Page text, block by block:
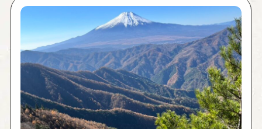
（池ノ山コース上に2か所）
※札金沢コースの山頂手前はガレ場が多く難所とな
っていますのでご注意ください。
◆九鬼山の桃太郎伝説
九鬼山は、「桃太郎」の伝説が語り継がれていま
す。大月市百蔵山（モモクラヤマ）で生まれた桃太
郎は、上野原市の「犬目」で犬を、大月市の「猿
橋」「鳥沢」で猿とキジを引き連れ、九鬼山に棲む
鬼を退治にやってきたと伝えられています。
ばスカイツリーも見えます。
①登山口から今倉山
道坂トンネルの都留市側にある「道坂隧道」バス停
が目印で、駐車場があります。駐車場から登山口の
15分ほど登ると尾根に出て、道坂峠から今倉山山頂
（標高1470m）へ進みます。
②今倉山から赤岩
今倉山の山頂から赤岩までは約40分ほど。赤岩の標
高は1450mで、360度見渡せる大パノラマの眺望で